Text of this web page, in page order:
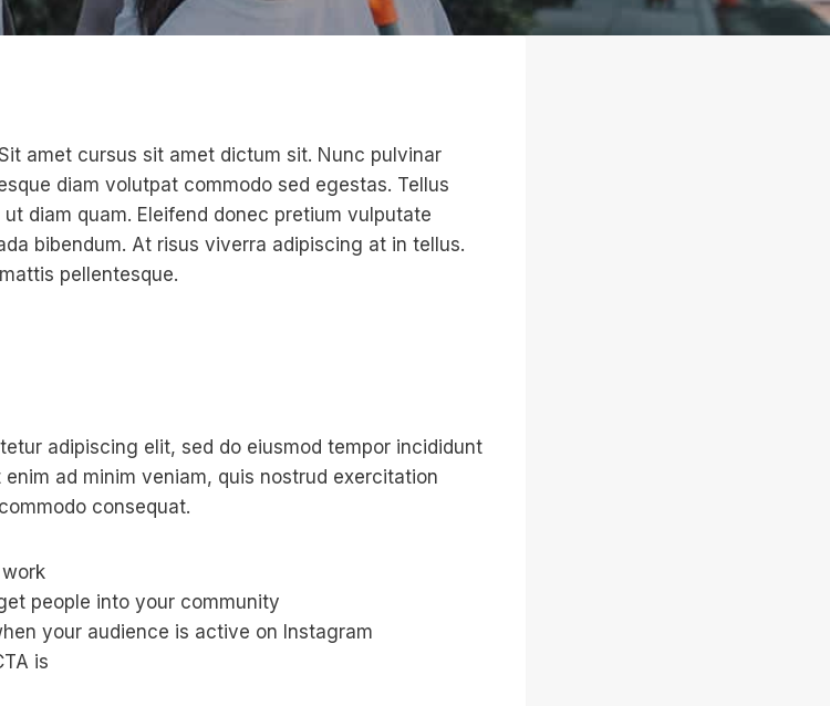
amet cursus sit amet dictum sit. Nunc pulvinar
diam volutpat commodo sed egestas. Tellus
diam quam. Eleifend donec pretium vulputate
bibendum. At risus viverra adipiscing at in tellus.
pellentesque.
adipiscing elit, sed do eiusmod tempor incididunt
ad minim veniam, quis nostrud exercitation
consequat.
people into your community
your audience is active on Instagram
is